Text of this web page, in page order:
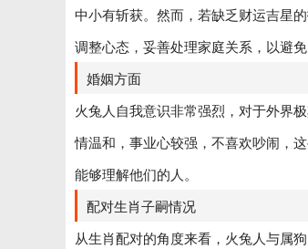
中小有斩获。然而，若缺乏财运吉星
调整心态，妥善处理家庭关系，以避
婚姻方面
火兔人自我意识非常强烈，对于外界
情温和，事业心较强，不喜欢吵闹，
能够理解他们的人。
配对生肖子嗣情况
从生肖配对的角度来看，火兔人与属